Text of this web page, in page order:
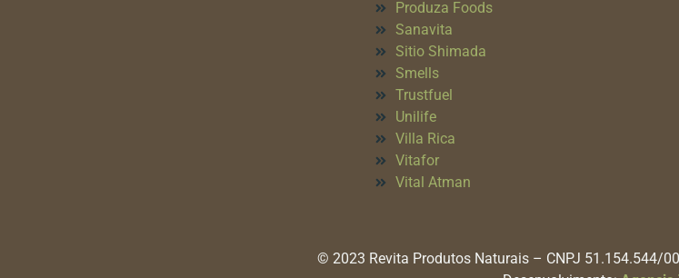
Produza Foods
Sanavita
Sitio Shimada
Smells
Trustfuel
Unilife
Villa Rica
Vitafor
Vital Atman
© 2023 Revita Produtos Naturais – CNPJ 51.154.544/